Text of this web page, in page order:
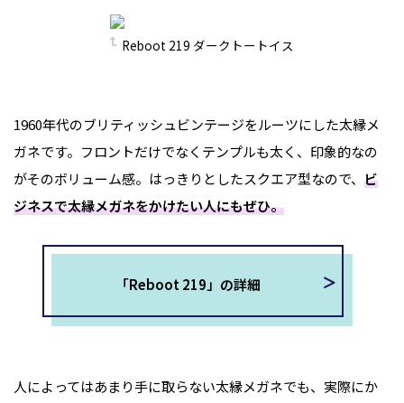
Reboot 219 ダークトートイス
1960年代のブリティッシュビンテージをルーツにした太縁メ
ガネです。フロントだけでなくテンプルも太く、印象的なの
がそのボリューム感。はっきりとしたスクエア型なので、 ビ
ジネスで太縁メガネをかけたい人にもぜひ。
「Reboot 219」の詳細
人によってはあまり手に取らない太縁メガネでも、実際にか